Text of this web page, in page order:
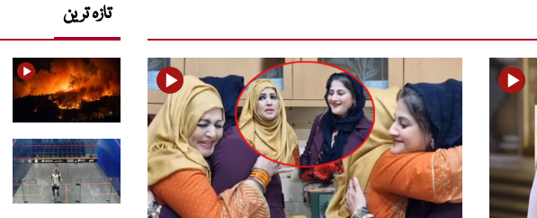
تازہ ترین